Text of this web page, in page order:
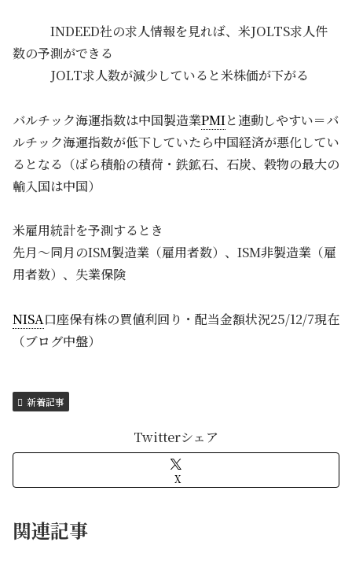
INDEED社の求人情報を見れば、米JOLTS求人件
数の予測ができる
JOLT求人数が減少していると米株価が下がる
バルチック海運指数は中国製造業PMIと連動しやすい＝バ
ルチック海運指数が低下していたら中国経済が悪化してい
るとなる（ばら積船の積荷・鉄鉱石、石炭、穀物の最大の
輸入国は中国）
米雇用統計を予測するとき
先月～同月のISM製造業（雇用者数）、ISM非製造業（雇
用者数）、失業保険
NISA口座保有株の買値利回り・配当金額状況25/12/7現在
（ブログ中盤）
新着記事
Twitterシェア
X
関連記事